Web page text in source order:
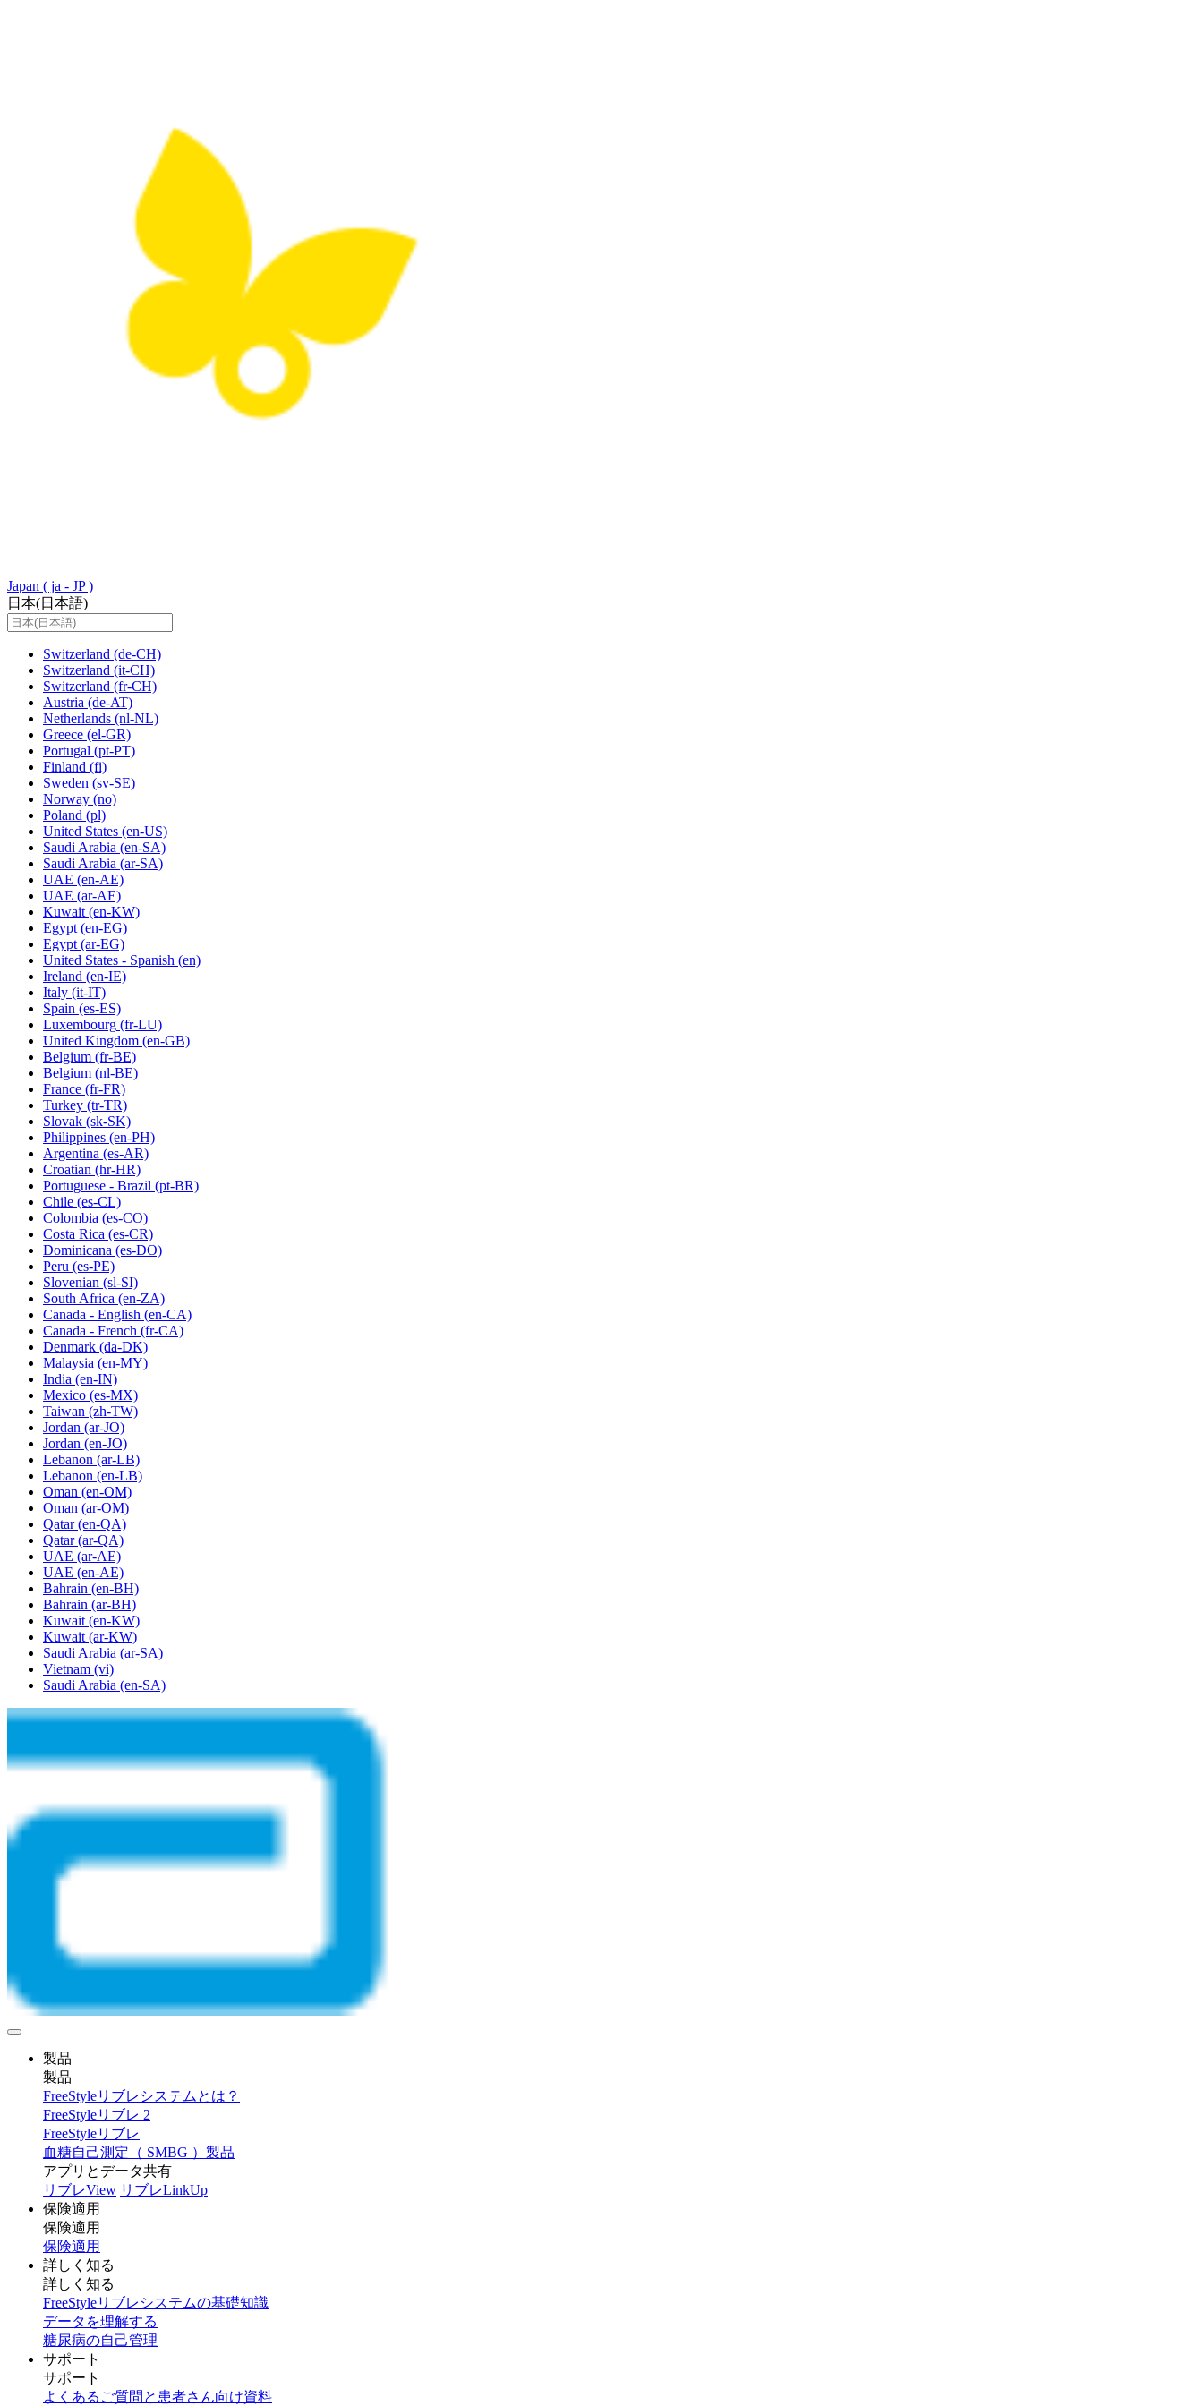
Japan ( ja - JP )
日本(日本語)
Switzerland (de-CH)
Switzerland (it-CH)
Switzerland (fr-CH)
Austria (de-AT)
Netherlands (nl-NL)
Greece (el-GR)
Portugal (pt-PT)
Finland (fi)
Sweden (sv-SE)
Norway (no)
Poland (pl)
United States (en-US)
Saudi Arabia (en-SA)
Saudi Arabia (ar-SA)
UAE (en-AE)
UAE (ar-AE)
Kuwait (en-KW)
Egypt (en-EG)
Egypt(ar-EG)
United States - Spanish (en)
Ireland (en-IE)
Italy (it-IT)
Spain (es-ES)
Luxembourg (fr-LU)
United Kingdom (en-GB)
Belgium (fr-BE)
Belgium (nl-BE)
France (fr-FR)
Turkey (tr-TR)
Slovak (sk-SK)
Philippines (en-PH)
Argentina (es-AR)
Croatian (hr-HR)
Portuguese - Brazil (pt-BR)
Chile (es-CL)
Colombia (es-CO)
Costa Rica (es-CR)
Dominicana (es-DO)
Peru (es-PE)
Slovenian (sl-SI)
South Africa (en-ZA)
Canada - English (en-CA)
Canada - French (fr-CA)
Denmark (da-DK)
Malaysia (en-MY)
India (en-IN)
Mexico (es-MX)
Taiwan (zh-TW)
Jordan (ar-JO)
Jordan (en-JO)
Lebanon (ar-LB)
Lebanon (en-LB)
Oman (en-OM)
Oman (ar-OM)
Qatar (en-QA)
Qatar (ar-QA)
UAE (ar-AE)
UAE (en-AE)
Bahrain (en-BH)
Bahrain (ar-BH)
Kuwait (en-KW)
Kuwait (ar-KW)
Saudi Arabia (ar-SA)
Vietnam (vi)
Saudi Arabia (en-SA)
製品
製品
FreeStyleリブレシステムとは？
FreeStyleリブレ 2
FreeStyleリブレ
血糖自己測定（ SMBG ）製品
アプリとデータ共有
リブレView リブレLinkUp
保険適用
保険適用
保険適用
詳しく知る
詳しく知る
FreeStyleリブレシステムの基礎知識
データを理解する
糖尿病の自己管理
サポート
サポート
よくあるご質問と患者さん向け資料